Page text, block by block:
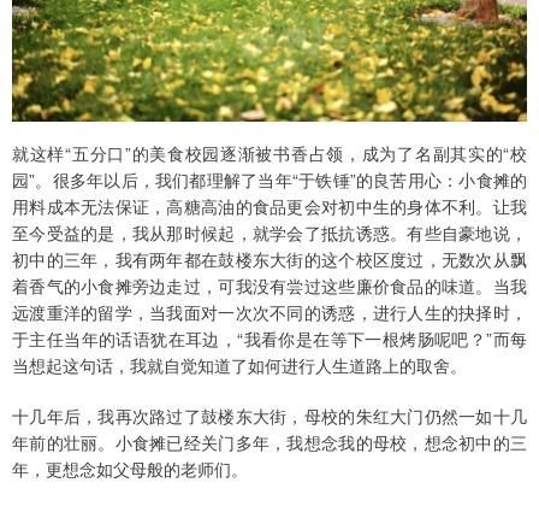
就这样“五分口”的美食校园逐渐被书香占领，成为了名副其实的“校
园”。很多年以后，我们都理解了当年“于铁锤”的良苦用心：小食摊的
用料成本无法保证，高糖高油的食品更会对初中生的身体不利。让我
至今受益的是，我从那时候起，就学会了抵抗诱惑。有些自豪地说，
初中的三年，我有两年都在鼓楼东大街的这个校区度过，无数次从飘
着香气的小食摊旁边走过，可我没有尝过这些廉价食品的味道。当我
远渡重洋的留学，当我面对一次次不同的诱惑，进行人生的抉择时，
于主任当年的话语犹在耳边，“我看你是在等下一根烤肠呢吧？”而每
当想起这句话，我就自觉知道了如何进行人生道路上的取舍。
十几年后，我再次路过了鼓楼东大街，母校的朱红大门仍然一如十几
年前的壮丽。小食摊已经关门多年，我想念我的母校，想念初中的三
年，更想念如父母般的老师们。